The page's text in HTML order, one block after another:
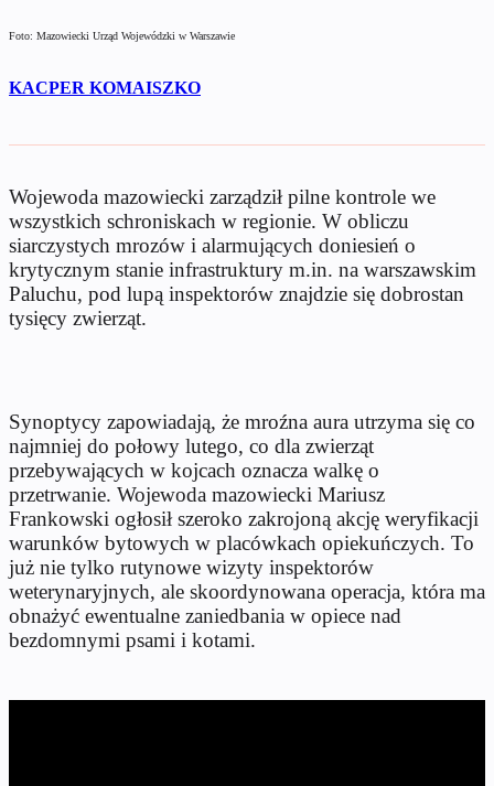
Foto: Mazowiecki Urząd Wojewódzki w Warszawie
KACPER KOMAISZKO
Wojewoda mazowiecki zarządził pilne kontrole we
wszystkich schroniskach w regionie. W obliczu
siarczystych mrozów i alarmujących doniesień o
krytycznym stanie infrastruktury m.in. na warszawskim
Paluchu, pod lupą inspektorów znajdzie się dobrostan
tysięcy zwierząt.
Synoptycy zapowiadają, że mroźna aura utrzyma się co
najmniej do połowy lutego, co dla zwierząt
przebywających w kojcach oznacza walkę o
przetrwanie. Wojewoda mazowiecki Mariusz
Frankowski ogłosił szeroko zakrojoną akcję weryfikacji
warunków bytowych w placówkach opiekuńczych. To
już nie tylko rutynowe wizyty inspektorów
weterynaryjnych, ale skoordynowana operacja, która ma
obnażyć ewentualne zaniedbania w opiece nad
bezdomnymi psami i kotami.